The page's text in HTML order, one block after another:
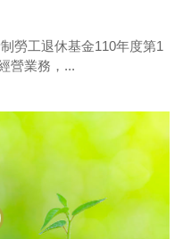
勞工退休基金110年度第1
營業務，...